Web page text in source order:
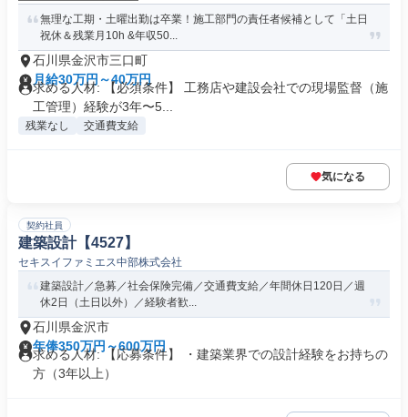
無理な工期・土曜出勤は卒業！施工部門の責任者候補として「土日
祝休＆残業月10h &年収50...
石川県金沢市三口町
月給30万円～40万円
求める人材: 【必須条件】 工務店や建設会社での現場監督（施
工管理）経験が3年〜5...
残業なし 交通費支給
気になる
契約社員
建築設計【4527】
セキスイファミエス中部株式会社
建築設計／急募／社会保険完備／交通費支給／年間休日120日／週
休2日（土日以外）／経験者歓...
石川県金沢市
年俸350万円～600万円
求める人材: 【応募条件】 ・建築業界での設計経験をお持ちの
方（3年以上）